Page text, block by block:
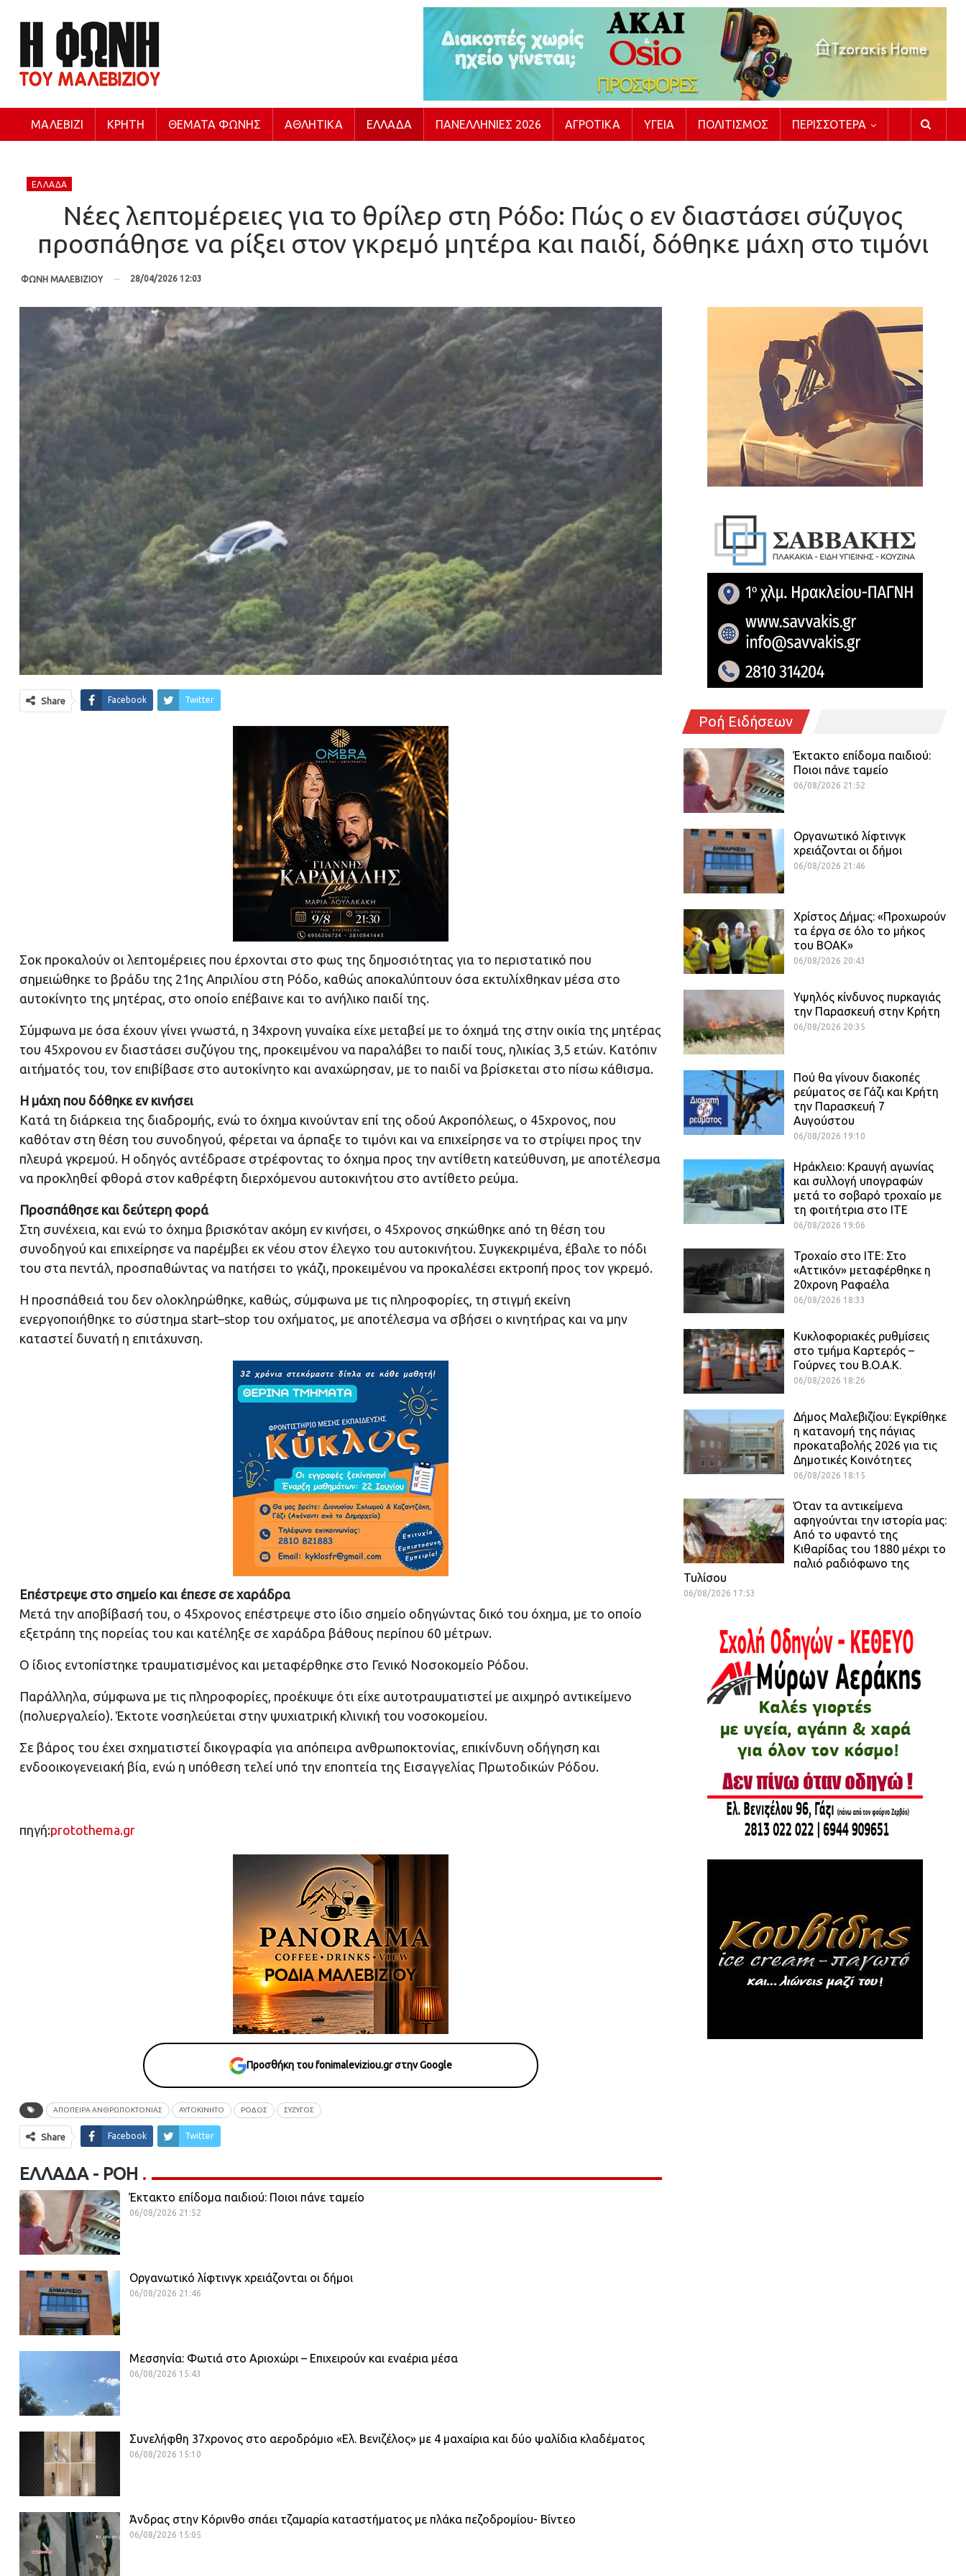
ΜΑΛΕΒΊΖΙ ΚΡΉΤΗ ΘΈΜΑΤΑ ΦΩΝΉΣ ΑΘΛΗΤΙΚΆ ΕΛΛΆΔΑ ΠΑΝΕΛΛΉΝΙΕΣ 2026 ΑΓΡΟΤΙΚΆ ΥΓΕΊΑ ΠΟΛΙΤΙΣΜΌΣ ΠΕΡΙΣΣΌΤΕΡΑ
ΕΛΛΆΔΑ
Νέες λεπτομέρειες για το θρίλερ στη Ρόδο: Πώς ο εν διαστάσει σύζυγος
προσπάθησε να ρίξει στον γκρεμό μητέρα και παιδί, δόθηκε μάχη στο τιμόνι
ΦΩΝΗ ΜΑΛΕΒΙΖΙΟΥ 28/04/2026 12:03
Share Facebook Twitter
Σοκ προκαλούν οι λεπτομέρειες που έρχονται στο φως της δημοσιότητας για το περιστατικό που
σημειώθηκε το βράδυ της 21ης Απριλίου στη Ρόδο, καθώς αποκαλύπτουν όσα εκτυλίχθηκαν μέσα στο
αυτοκίνητο της μητέρας, στο οποίο επέβαινε και το ανήλικο παιδί της.
Σύμφωνα με όσα έχουν γίνει γνωστά, η 34χρονη γυναίκα είχε μεταβεί με το όχημά της στην οικία της μητέρας
του 45χρονου εν διαστάσει συζύγου της, προκειμένου να παραλάβει το παιδί τους, ηλικίας 3,5 ετών. Κατόπιν
αιτήματός του, τον επιβίβασε στο αυτοκίνητο και αναχώρησαν, με το παιδί να βρίσκεται στο πίσω κάθισμα.
Η μάχη που δόθηκε εν κινήσει
Κατά τη διάρκεια της διαδρομής, ενώ το όχημα κινούνταν επί της οδού Ακροπόλεως, ο 45χρονος, που
καθόταν στη θέση του συνοδηγού, φέρεται να άρπαξε το τιμόνι και να επιχείρησε να το στρίψει προς την
πλευρά γκρεμού. Η οδηγός αντέδρασε στρέφοντας το όχημα προς την αντίθετη κατεύθυνση, με αποτέλεσμα
να προκληθεί φθορά στον καθρέφτη διερχόμενου αυτοκινήτου στο αντίθετο ρεύμα.
Προσπάθησε και δεύτερη φορά
Στη συνέχεια, και ενώ το όχημα βρισκόταν ακόμη εν κινήσει, ο 45χρονος σηκώθηκε από τη θέση του
συνοδηγού και επιχείρησε να παρέμβει εκ νέου στον έλεγχο του αυτοκινήτου. Συγκεκριμένα, έβαλε το πόδι
του στα πεντάλ, προσπαθώντας να πατήσει το γκάζι, προκειμένου να προκαλέσει εκτροπή προς τον γκρεμό.
Η προσπάθειά του δεν ολοκληρώθηκε, καθώς, σύμφωνα με τις πληροφορίες, τη στιγμή εκείνη
ενεργοποιήθηκε το σύστημα start–stop του οχήματος, με αποτέλεσμα να σβήσει ο κινητήρας και να μην
καταστεί δυνατή η επιτάχυνση.
Επέστρεψε στο σημείο και έπεσε σε χαράδρα
Μετά την αποβίβασή του, ο 45χρονος επέστρεψε στο ίδιο σημείο οδηγώντας δικό του όχημα, με το οποίο
εξετράπη της πορείας του και κατέληξε σε χαράδρα βάθους περίπου 60 μέτρων.
Ο ίδιος εντοπίστηκε τραυματισμένος και μεταφέρθηκε στο Γενικό Νοσοκομείο Ρόδου.
Παράλληλα, σύμφωνα με τις πληροφορίες, προέκυψε ότι είχε αυτοτραυματιστεί με αιχμηρό αντικείμενο
(πολυεργαλείο). Έκτοτε νοσηλεύεται στην ψυχιατρική κλινική του νοσοκομείου.
Σε βάρος του έχει σχηματιστεί δικογραφία για απόπειρα ανθρωποκτονίας, επικίνδυνη οδήγηση και
ενδοοικογενειακή βία, ενώ η υπόθεση τελεί υπό την εποπτεία της Εισαγγελίας Πρωτοδικών Ρόδου.
πηγή:protothema.gr
Προσθήκη του fonimaleviziou.gr στην Google
ΑΠΟΠΕΙΡΑ ΑΝΘΡΩΠΟΚΤΟΝΙΑΣ ΑΥΤΟΚΙΝΗΤΟ ΡΟΔΟΣ ΣΥΖΥΓΟΣ
Share Facebook Twitter
ΕΛΛΆΔΑ - ΡΟΗ
Έκτακτο επίδομα παιδιού: Ποιοι πάνε ταμείο
06/08/2026 21:52
Οργανωτικό λίφτινγκ χρειάζονται οι δήμοι
06/08/2026 21:46
Μεσσηνία: Φωτιά στο Αριοχώρι – Επιχειρούν και εναέρια μέσα
06/08/2026 15:43
Συνελήφθη 37χρονος στο αεροδρόμιο «Ελ. Βενιζέλος» με 4 μαχαίρια και δύο ψαλίδια κλαδέματος
06/08/2026 15:10
Άνδρας στην Κόρινθο σπάει τζαμαρία καταστήματος με πλάκα πεζοδρομίου- Βίντεο
06/08/2026 15:05
Ροή Ειδήσεων
Έκτακτο επίδομα παιδιού:
Ποιοι πάνε ταμείο
06/08/2026 21:52
Οργανωτικό λίφτινγκ
χρειάζονται οι δήμοι
06/08/2026 21:46
Χρίστος Δήμας: «Προχωρούν
τα έργα σε όλο το μήκος
του ΒΟΑΚ»
06/08/2026 20:43
Υψηλός κίνδυνος πυρκαγιάς
την Παρασκευή στην Κρήτη
06/08/2026 20:35
Πού θα γίνουν διακοπές
ρεύματος σε Γάζι και Κρήτη
την Παρασκευή 7
Αυγούστου
06/08/2026 19:10
Ηράκλειο: Κραυγή αγωνίας
και συλλογή υπογραφών
μετά το σοβαρό τροχαίο με
τη φοιτήτρια στο ΙΤΕ
06/08/2026 19:06
Τροχαίο στο ΙΤΕ: Στο
«Αττικόν» μεταφέρθηκε η
20χρονη Ραφαέλα
06/08/2026 18:33
Κυκλοφοριακές ρυθμίσεις
στο τμήμα Καρτερός –
Γούρνες του Β.Ο.Α.Κ.
06/08/2026 18:26
Δήμος Μαλεβιζίου: Εγκρίθηκε
η κατανομή της πάγιας
προκαταβολής 2026 για τις
Δημοτικές Κοινότητες
06/08/2026 18:15
Όταν τα αντικείμενα
αφηγούνται την ιστορία μας:
Από το υφαντό της
Κιθαρίδας του 1880 μέχρι το
παλιό ραδιόφωνο της
Τυλίσου
06/08/2026 17:53